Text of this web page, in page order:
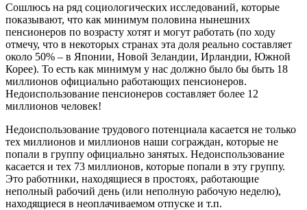
Сошлюсь на ряд социологических исследований, которые
показывают, что как минимум половина нынешних
пенсионеров по возрасту хотят и могут работать (по ходу
отмечу, что в некоторых странах эта доля реально составляет
около 50% – в Японии, Новой Зеландии, Ирландии, Южной
Корее). То есть как минимум у нас должно было бы быть 18
миллионов официально работающих пенсионеров.
Недоиспользование пенсионеров составляет более 12
миллионов человек!
Недоиспользование трудового потенциала касается не только
тех миллионов и миллионов наши сограждан, которые не
попали в группу официально занятых. Недоиспользование
касается и тех 73 миллионов, которые попали в эту группу.
Это работники, находящиеся в простоях, работающие
неполный рабочий день (или неполную рабочую неделю),
находящиеся в неоплачиваемом отпуске и т.п.